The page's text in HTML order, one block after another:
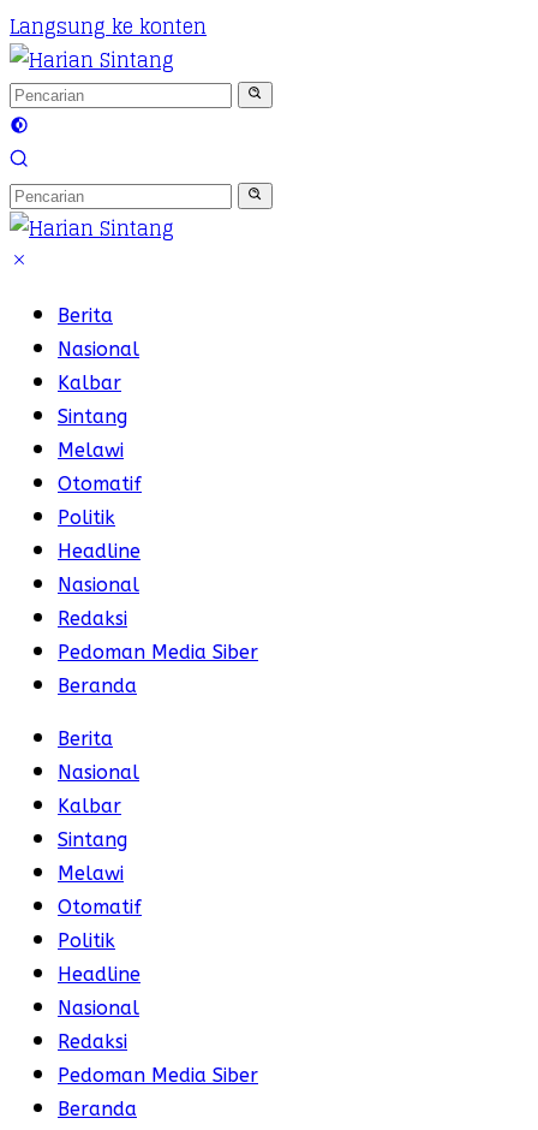
Langsung ke konten
Berita
Nasional
Kalbar
Sintang
Melawi
Otomatif
Politik
Headline
Nasional
Redaksi
Pedoman Media Siber
Beranda
Berita
Nasional
Kalbar
Sintang
Melawi
Otomatif
Politik
Headline
Nasional
Redaksi
Pedoman Media Siber
Beranda